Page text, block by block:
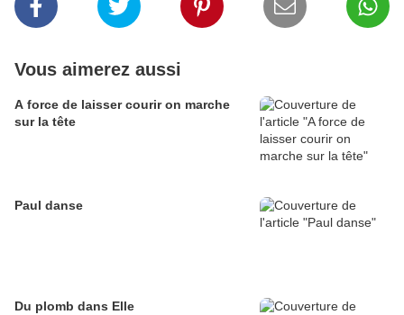
Vous aimerez aussi
A force de laisser courir on marche
sur la tête
Paul danse
Du plomb dans Elle